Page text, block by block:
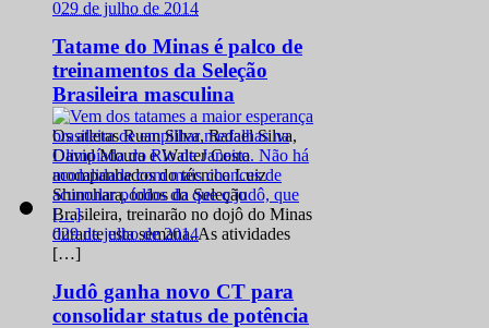
029 de julho de 2014
Tatame do Minas é palco de
treinamentos da Seleção
Brasileira masculina
Os atletas Ruan Silva, Rafael Silva,
David Moura e Walter Costa
acompanhados do técnico Luiz
Shinohara, todos da Seleção
Brasileira, treinarão no dojô do Minas
durante esta semana. As atividades
[…]
029 de julho de 2014
Judô ganha novo CT para
consolidar status de potência